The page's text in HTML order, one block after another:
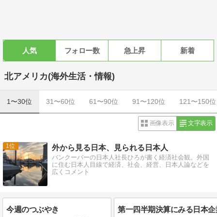
人気 フォロー数 急上昇 新着
北アメリカ(海外生活・情報)
1〜30位 31〜60位 61〜90位 91〜120位 121〜150位
画像表示 文字表示
1 外から見る日本、見られる日本人
バンクーバーの日本人社長ひろが書く経済社会観。外国
に住む日本人目線で経済、社会、経営、日本人論などを
広くコメント
今週のつぶやき 第一四半期決算にみる日本